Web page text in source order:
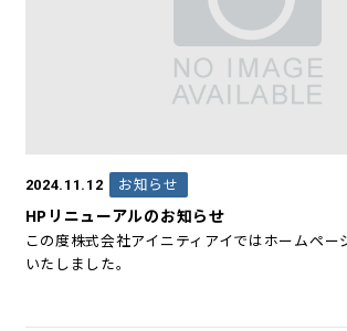
2024.11.12 お知らせ
HPリニューアルのお知らせ
この度株式会社アイニティアイではホームペー
いたしました。